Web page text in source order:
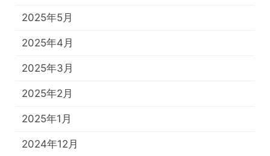
2025年5月
2025年4月
2025年3月
2025年2月
2025年1月
2024年12月